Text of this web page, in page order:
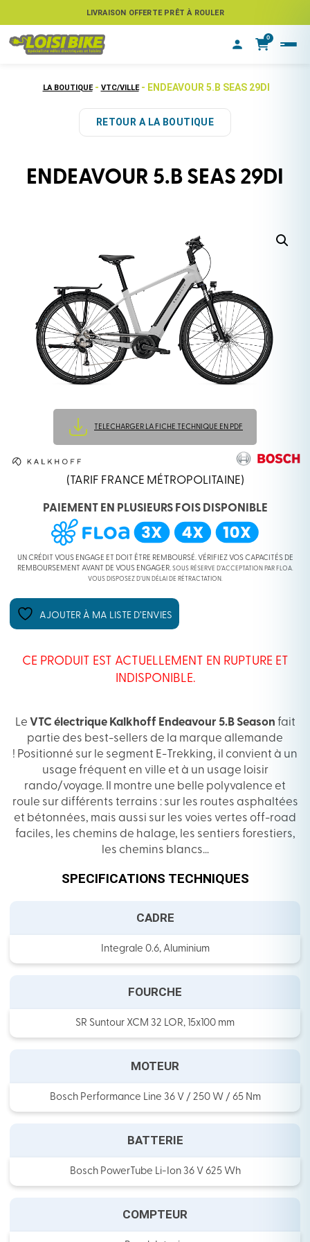
LIVRAISON OFFERTE PRÊT À ROULER
ASSUREZ VOTRE VÉLO CONTRE LE VOL
0
LA BOUTIQUE - VTC/VILLE - ENDEAVOUR 5.B SEAS 29DI
RETOUR A LA BOUTIQUE
ENDEAVOUR 5.B SEAS 29DI
TELECHARGER LA FICHE TECHNIQUE EN PDF
(TARIF FRANCE MÉTROPOLITAINE)
PAIEMENT EN PLUSIEURS FOIS DISPONIBLE
UN CRÉDIT VOUS ENGAGE ET DOIT ÊTRE REMBOURSÉ. VÉRIFIEZ VOS CAPACITÉS DE
REMBOURSEMENT AVANT DE VOUS ENGAGER. SOUS RÉSERVE D’ACCEPTATION PAR FLOA.
VOUS DISPOSEZ D’UN DÉLAI DE RÉTRACTATION.
AJOUTER À MA LISTE D’ENVIES
CE PRODUIT EST ACTUELLEMENT EN RUPTURE ET
INDISPONIBLE.
Le VTC électrique Kalkhoff Endeavour 5.B Season fait
partie des best-sellers de la marque allemande
! Positionné sur le segment E-Trekking, il convient à un
usage fréquent en ville et à un usage loisir
rando/voyage. Il montre une belle polyvalence et
roule sur différents terrains : sur les routes asphaltées
et bétonnées, mais aussi sur les voies vertes off-road
faciles, les chemins de halage, les sentiers forestiers,
les chemins blancs…
SPECIFICATIONS TECHNIQUES
CADRE
Integrale 0.6, Aluminium
FOURCHE
SR Suntour XCM 32 LOR, 15x100 mm
MOTEUR
Bosch Performance Line 36 V / 250 W / 65 Nm
BATTERIE
Bosch PowerTube Li-Ion 36 V 625 Wh
COMPTEUR